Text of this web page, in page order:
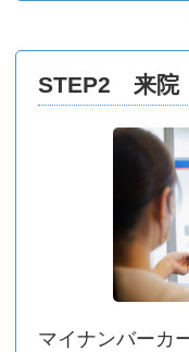
STEP2 来院
マイナンバーカ